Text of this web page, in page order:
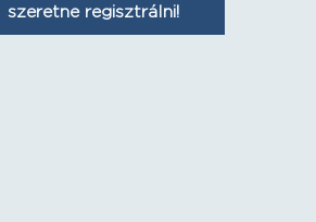
szeretne regisztrálni!